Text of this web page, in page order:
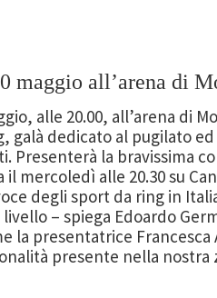
maggio all’arena di
alle 20.00, all’arena di
galà dedicato al pugilato
Presenterà la bravissima
il mercoledì alle 20.30 su
degli sport da ring in
– spiega Edoardo
la presentatrice
presente nella